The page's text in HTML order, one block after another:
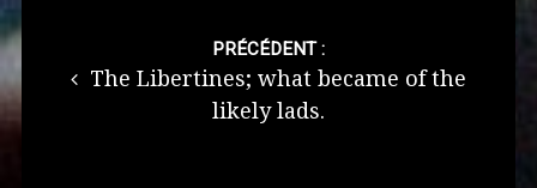
navigation
PRÉCÉDENT :
The Libertines; what became of the
likely lads.